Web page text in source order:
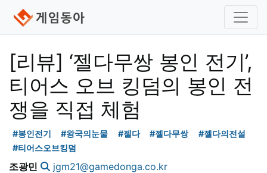
[리뷰] ‘젤다무쌍 봉인 전기’,
티어스 오브 킹덤의 봉인 전
쟁을 직접 체험
#봉인전기 #왕국의눈물 #젤다 #젤다무쌍
#젤다의전설
#티어스오브킹덤
조광민 jgm21@gamedonga.co.kr